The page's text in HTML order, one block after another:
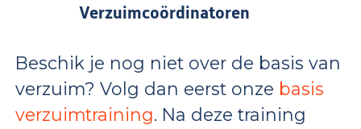
Verzuimcoördinatoren
Beschik je nog niet over de basis van
verzuim? Volg dan eerst onze basis
verzuimtraining. Na deze training